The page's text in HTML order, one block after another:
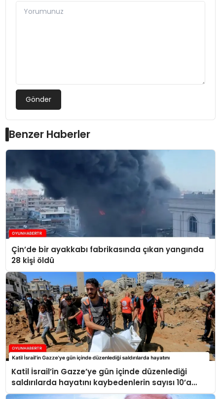
Gönder
Benzer Haberler
Çin’de bir ayakkabı fabrikasında çıkan yangında
28 kişi öldü
Katil İsrail’in Gazze’ye gün içinde düzenlediği
saldırılarda hayatını kaybedenlerin sayısı 10’a
yükseldi